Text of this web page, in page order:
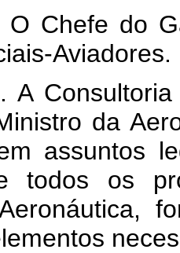
do
Aviadores.
da
assuntos
todos os